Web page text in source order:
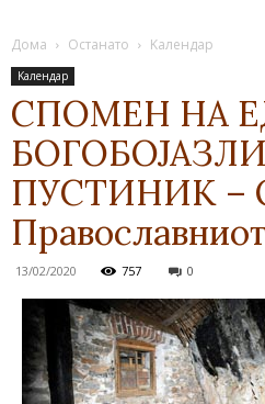
Дома Останато Kалендар
Kалендар
СПОМЕН НА
ПУСТИНИК –
13/02/2020 757 0